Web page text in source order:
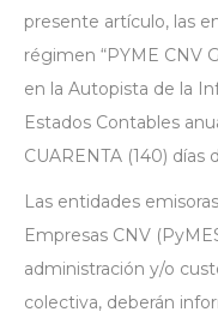
presente artículo, las
régimen “PYME CNV
en la Autopista de la
Estados Contables
CUARENTA (140) días
Las entidades
Empresas CNV
administración y/o
colectiva, deberán